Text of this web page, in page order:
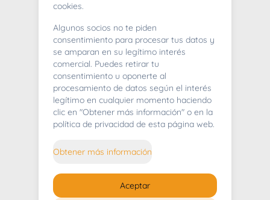
404
Whoops! Lo sentimos mucho.
cookies.
Algunos socios no te piden
consentimiento para procesar tus datos y
se amparan en su legítimo interés
comercial. Puedes retirar tu
consentimiento u oponerte al
procesamiento de datos según el interés
legítimo en cualquier momento haciendo
clic en "Obtener más información" o en la
política de privacidad de esta página web.
Obtener más información
Aceptar